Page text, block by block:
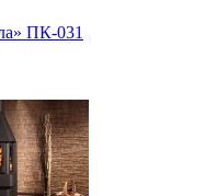
ПК-031